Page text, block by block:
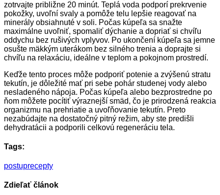
zotrvajte približne 20 minút. Teplá voda podporí prekrvenie
pokožky, uvoľní svaly a pomôže telu lepšie reagovať na
minerály obsiahnuté v soli. Počas kúpeľa sa snažte
maximálne uvoľniť, spomaliť dýchanie a dopriať si chvíľu
oddychu bez rušivých vplyvov. Po ukončení kúpeľa sa jemne
osušte mäkkým uterákom bez silného trenia a doprajte si
chvíľu na relaxáciu, ideálne v teplom a pokojnom prostredí.
Keďže tento proces môže podporiť potenie a zvýšenú stratu
tekutín, je dôležité mať pri sebe pohár studenej vody alebo
nesladeného nápoja. Počas kúpeľa alebo bezprostredne po
ňom môžete pocítiť výraznejší smäd, čo je prirodzená reakcia
organizmu na prehriatie a uvoľňovanie tekutín. Preto
nezabúdajte na dostatočný pitný režim, aby ste predišli
dehydratácii a podporili celkovú regeneráciu tela.
Tags:
postuprecepty
Zdieľať článok